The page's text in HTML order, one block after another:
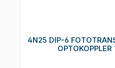
4N25 DIP-6